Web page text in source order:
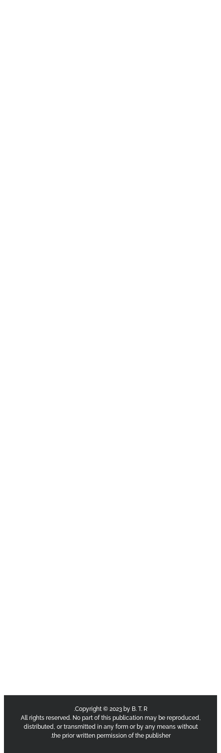
Copyright © 2023 by B. T. R.
All rights reserved. No part of this publication may be
distributed, or transmitted in any form or by any means
the prior written permission of the publisher.